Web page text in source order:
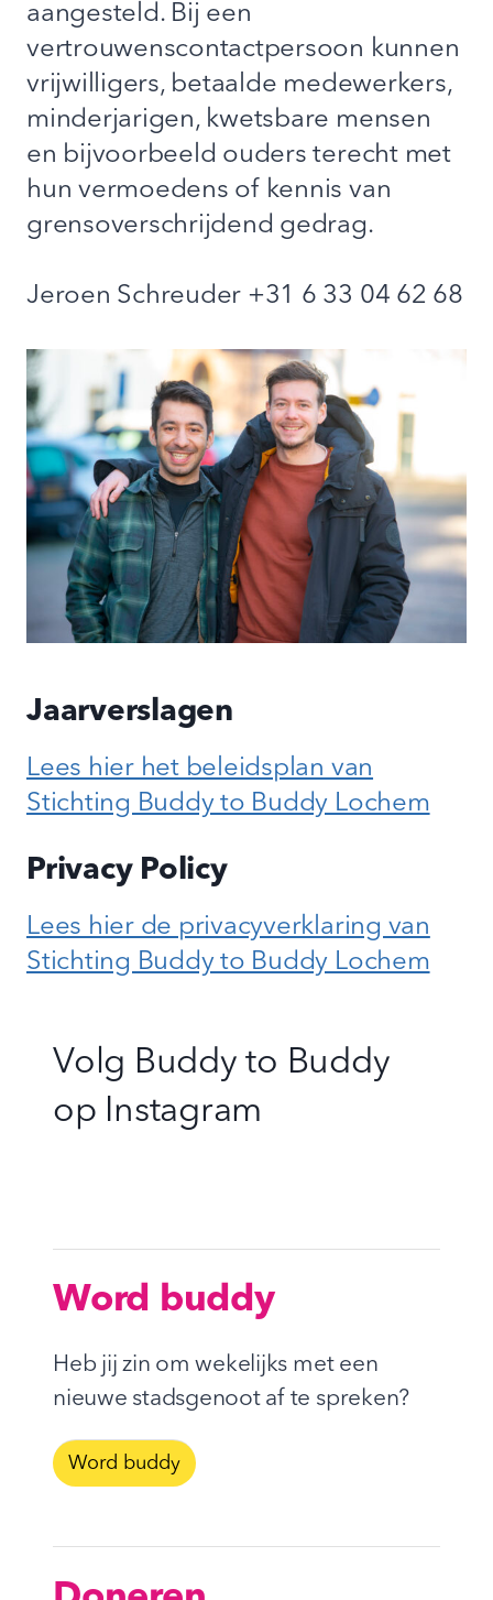
aangesteld. Bij een
vertrouwenscontactpersoon kunnen
vrijwilligers, betaalde medewerkers,
minderjarigen, kwetsbare mensen
en bijvoorbeeld ouders terecht met
hun vermoedens of kennis van
grensoverschrijdend gedrag.
Jeroen Schreuder +31 6 33 04 62 68
Jaarverslagen
Lees hier het beleidsplan van
Stichting Buddy to Buddy Lochem
Privacy Policy
Lees hier de privacyverklaring van
Stichting Buddy to Buddy Lochem
Volg Buddy to Buddy
op Instagram
Word buddy
Heb jij zin om wekelijks met een
nieuwe stadsgenoot af te spreken?
Word buddy